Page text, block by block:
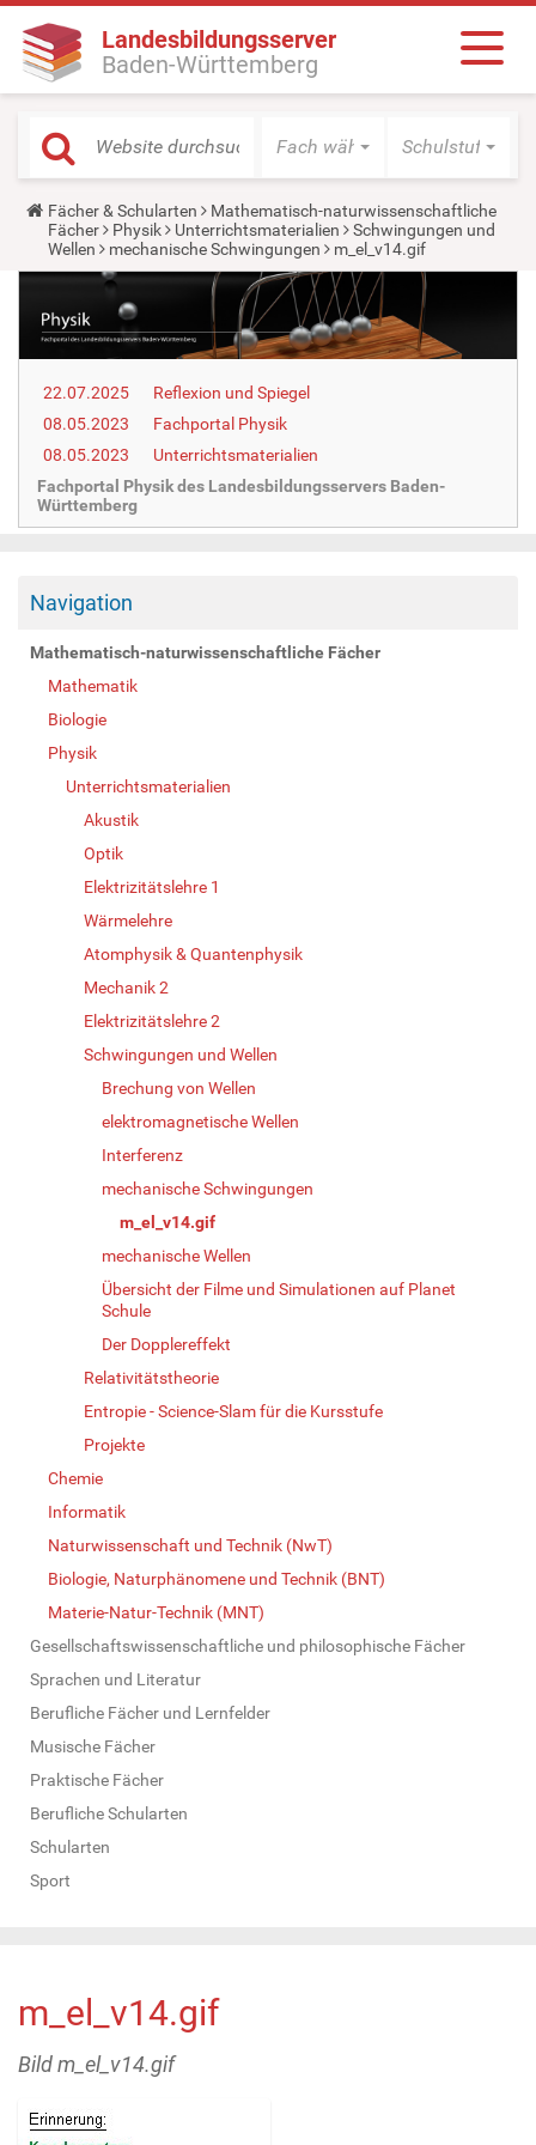
Landesbildungsserver
Baden-Württemberg
Fach wählen Schulstufe
Y
o
u
a
h
e
r
:
Fächer & Schularten
Mathematisch-naturwissenschaftliche
Fächer
Physik Unterrichtsmaterialien
Schwingungen und
Wellen
mechanische Schwingungen m_el_v14.gif
22.07.2025
Reflexion und Spiegel
08.05.2023
Fachportal Physik
08.05.2023
Unterrichtsmaterialien
Fachportal Physik des Landesbildungsservers Baden-
Württemberg
Navigation
Mathematisch-naturwissenschaftliche Fächer
Mathematik
Biologie
Physik
Unterrichtsmaterialien
Akustik
Optik
Elektrizitätslehre 1
Wärmelehre
Atomphysik & Quantenphysik
Mechanik 2
Elektrizitätslehre 2
Schwingungen und Wellen
Brechung von Wellen
elektromagnetische Wellen
Interferenz
mechanische Schwingungen
m_el_v14.gif
mechanische Wellen
Übersicht der Filme und Simulationen auf Planet
Schule
Der Dopplereffekt
Relativitätstheorie
Entropie - Science-Slam für die Kursstufe
Projekte
Chemie
Informatik
Naturwissenschaft und Technik (NwT)
Biologie, Naturphänomene und Technik (BNT)
Materie-Natur-Technik (MNT)
Gesellschaftswissenschaftliche und philosophische Fächer
Sprachen und Literatur
Berufliche Fächer und Lernfelder
Musische Fächer
Praktische Fächer
Berufliche Schularten
Schularten
Sport
m_el_v14.gif
Bild m_el_v14.gif